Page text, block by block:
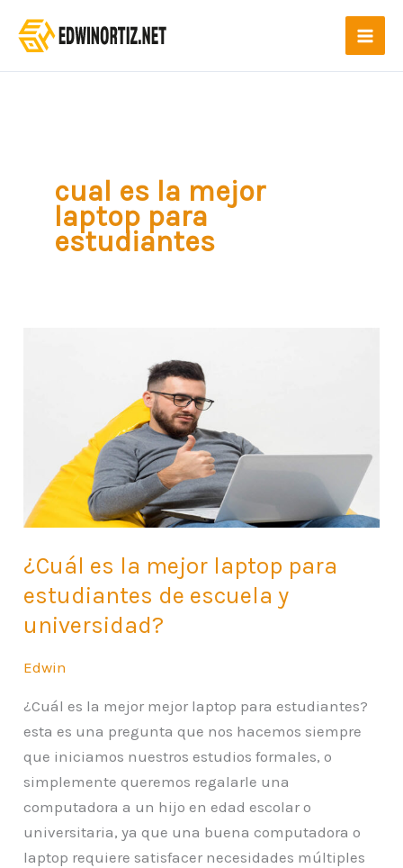
cual es la mejor
laptop para
estudiantes
¿Cuál es la mejor laptop para
estudiantes de escuela y
universidad?
Edwin
¿Cuál es la mejor mejor laptop para estudiantes?
esta es una pregunta que nos hacemos siempre
que iniciamos nuestros estudios formales, o
simplemente queremos regalarle una
computadora a un hijo en edad escolar o
universitaria, ya que una buena computadora o
laptop requiere satisfacer necesidades múltiples
estudiantes
de
y
universidad?